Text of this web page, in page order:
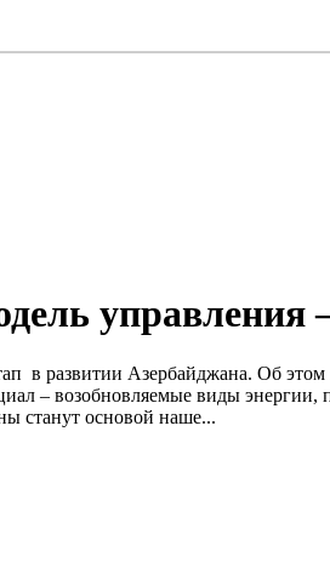
управления
в развитии Азербайджана. Об
– возобновляемые виды
станут основой наше...